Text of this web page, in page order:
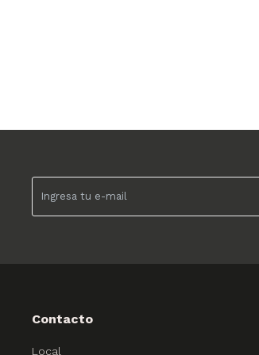
Contacto
Local